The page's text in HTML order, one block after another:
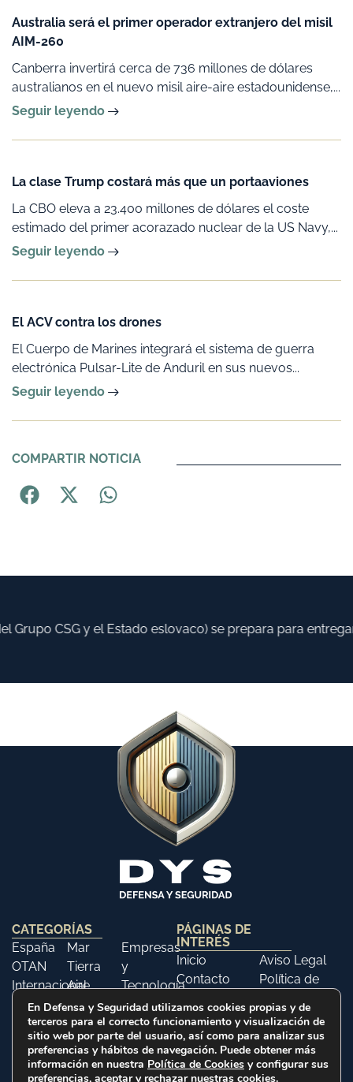
Australia será el primer operador extranjero del misil
AIM-260
Canberra invertirá cerca de 736 millones de dólares
australianos en el nuevo misil aire-aire estadounidense,...
Seguir leyendo
La clase Trump costará más que un portaaviones
La CBO eleva a 23.400 millones de dólares el coste
estimado del primer acorazado nuclear de la US Navy,...
Seguir leyendo
El ACV contra los drones
El Cuerpo de Marines integrará el sistema de guerra
electrónica Pulsar-Lite de Anduril en sus nuevos...
Seguir leyendo
COMPARTIR NOTICIA
Grupo CSG y el Estado eslovaco) se prepara para
CATEGORÍAS
España
OTAN
Internacional
Opinión
Mar
Tierra
Aire
Libros
Empresas
y
Tecnología
Ferias y
Eventos
Historia
PÁGINAS DE
INTERÉS
Inicio
Contacto
Aviso Legal
Política de
Política de
Cookies
En Defensa y Seguridad utilizamos cookies propias y de
terceros para el correcto funcionamiento y visualización de
sitio web por parte del usuario, así como para analizar sus
preferencias y hábitos de navegación. Puede obtener más
información en nuestra Política de Cookies y configurar sus
preferencias, aceptar y rechazar nuestras cookies.